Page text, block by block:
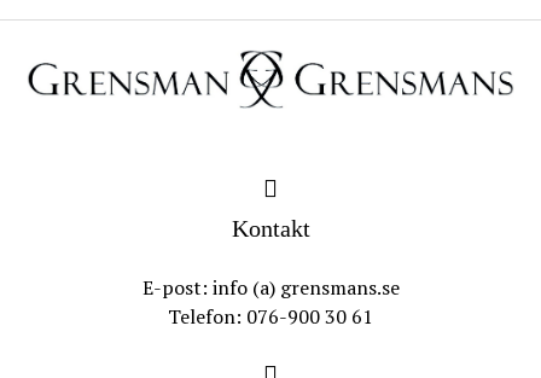
Kontakt
E-post: info (a) grensmans.se
Telefon: 076-900 30 61